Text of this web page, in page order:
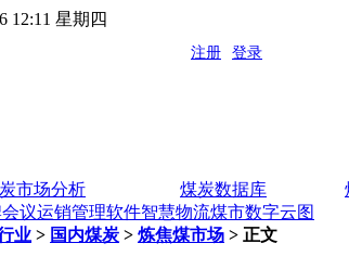
12:11 星期四
市场分析 煤炭数据库
议运销管理软件智慧物流煤市数字云图
业 > 国内煤炭 > 炼焦煤市场 > 正文